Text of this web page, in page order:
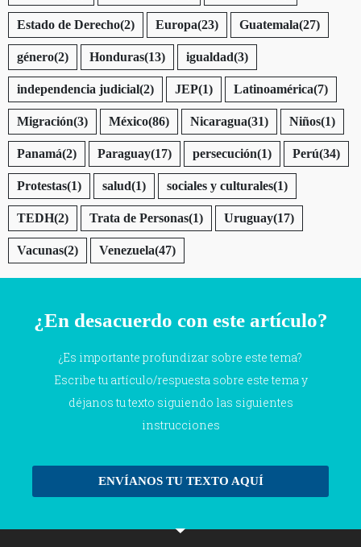
Estado de Derecho(2) Europa(23) Guatemala(27)
género(2) Honduras(13) igualdad(3)
independencia judicial(2) JEP(1) Latinoamérica(7)
Migración(3) México(86) Nicaragua(31) Niños(1)
Panamá(2) Paraguay(17) persecución(1) Perú(34)
Protestas(1) salud(1) sociales y culturales(1)
TEDH(2) Trata de Personas(1) Uruguay(17)
Vacunas(2) Venezuela(47)
¿En desacuerdo con este artículo?
¿Es importante profundizar sobre este tema?
Escribe tu artículo/respuesta sobre este tema y
déjanos tu texto siguiendo las siguientes
instrucciones
ENVÍANOS TU TEXTO AQUÍ